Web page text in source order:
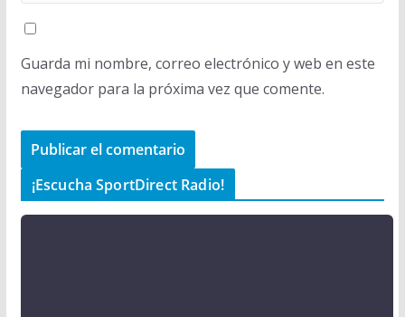
Guarda mi nombre, correo electrónico y web en este
navegador para la próxima vez que comente.
¡Escucha SportDirect Radio!